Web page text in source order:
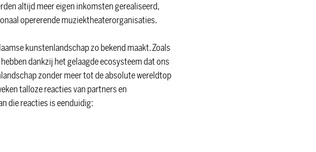
altijd meer eigen inkomsten gerealiseerd,
opererende muziektheaterorganisaties.
kunstenlandschap zo bekend maakt. Zoals
dankzij het gelaagde ecosysteem dat ons
zonder meer tot de absolute wereldtop
talloze reacties van partners en
die reacties is eenduidig: